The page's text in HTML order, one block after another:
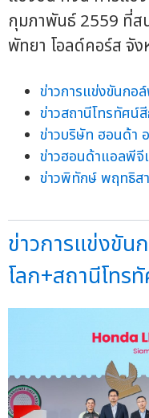
กุมภาพันธ์ 2559 ที่
พัทยา โอลด์คอร์ส จั
ข่าวการแข่งขันกอ
ข่าวสถานีโทรทัศน์
ข่าวบริษัท ฮอนด้า
ข่าวฮอนด้าแอลพีจี
ข่าวพิทักษ์ พฤทธิส
ข่าวการแข่งขัน
โลก+สถานีโท